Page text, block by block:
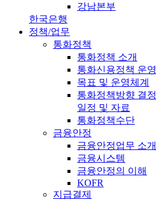
강남본부
한국은행
정책/업무
통화정책
통화정책 소개
통화신용정책 운
목표 및 운영체계
통화정책방향 결
일정 및 자료
통화정책수단
금융안정
금융안정업무 소개
금융시스템
금융안정의 이해
KOFR
지급결제